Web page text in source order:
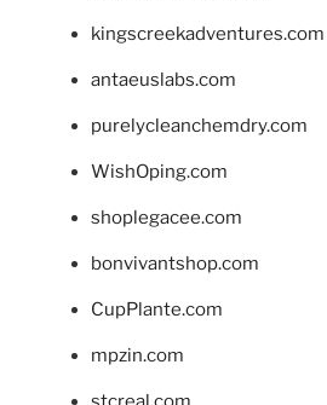
kingscreekadventures.com
antaeuslabs.com
purelycleanchemdry.com
WishOping.com
shoplegacee.com
bonvivantshop.com
CupPlante.com
mpzin.com